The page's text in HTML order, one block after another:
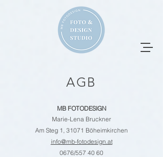
AGB
MB FOTODESIGN
Marie-Lena Bruckner
Am Steg 1, 31071 Böheimkirchen
info@mb-fotodesign.at
0676/557 40 60